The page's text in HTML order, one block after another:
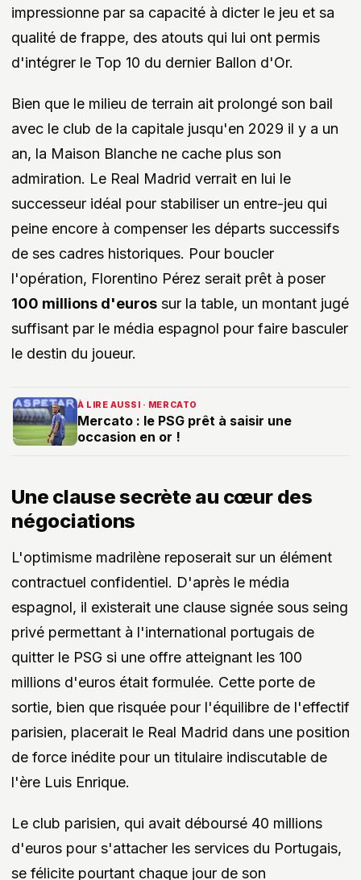
impressionne par sa capacité à dicter le jeu et sa
qualité de frappe, des atouts qui lui ont permis
d'intégrer le Top 10 du dernier Ballon d'Or.
Bien que le milieu de terrain ait prolongé son bail
avec le club de la capitale jusqu'en 2029 il y a un
an, la Maison Blanche ne cache plus son
admiration. Le Real Madrid verrait en lui le
successeur idéal pour stabiliser un entre-jeu qui
peine encore à compenser les départs successifs
de ses cadres historiques. Pour boucler
l'opération, Florentino Pérez serait prêt à poser
100 millions d'euros sur la table, un montant jugé
suffisant par le média espagnol pour faire basculer
le destin du joueur.
À LIRE AUSSI · MERCATO
Mercato : le PSG prêt à saisir une
occasion en or !
Une clause secrète au cœur des
négociations
L'optimisme madrilène reposerait sur un élément
contractuel confidentiel. D'après le média
espagnol, il existerait une clause signée sous seing
privé permettant à l'international portugais de
quitter le PSG si une offre atteignant les 100
millions d'euros était formulée. Cette porte de
sortie, bien que risquée pour l'équilibre de l'effectif
parisien, placerait le Real Madrid dans une position
de force inédite pour un titulaire indiscutable de
l'ère Luis Enrique.
Le club parisien, qui avait déboursé 40 millions
d'euros pour s'attacher les services du Portugais,
se félicite pourtant chaque jour de son